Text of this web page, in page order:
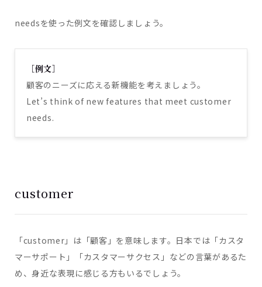
needsを使った例文を確認しましょう。
［例文］
顧客のニーズに応える新機能を考えましょう。
Let’s think of new features that meet customer
needs.
customer
「customer」は「顧客」を意味します。日本では「カスタ
マーサポート」「カスタマーサクセス」などの言葉があるた
め、身近な表現に感じる方もいるでしょう。